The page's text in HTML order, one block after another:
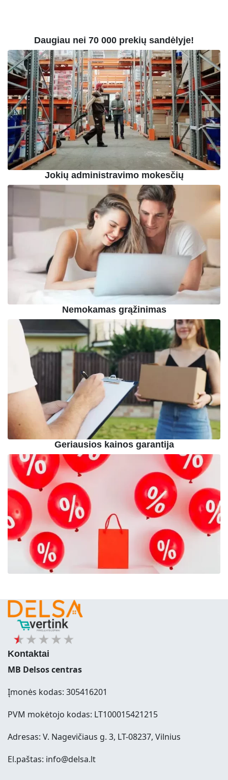
Daugiau nei 70 000 prekių sandėlyje!
Jokių administravimo mokesčių
Nemokamas grąžinimas
Geriausios kainos garantija
Kontaktai
MB Delsos centras
Įmonės kodas: 305416201
PVM mokėtojo kodas: LT100015421215
Adresas: V. Nagevičiaus g. 3, LT-08237, Vilnius
El.paštas: info@delsa.lt